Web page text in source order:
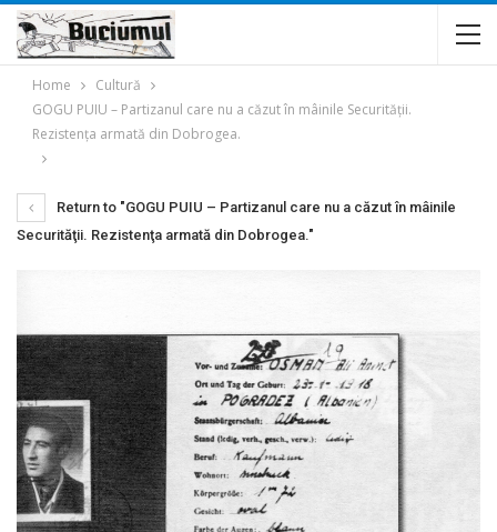
Home
Cultură
GOGU PUIU – Partizanul care nu a căzut în mâinile Securităţii.
Rezistenţa armată din Dobrogea.
Return to "GOGU PUIU – Partizanul care nu a căzut în mâinile
Securităţii. Rezistenţa armată din Dobrogea."